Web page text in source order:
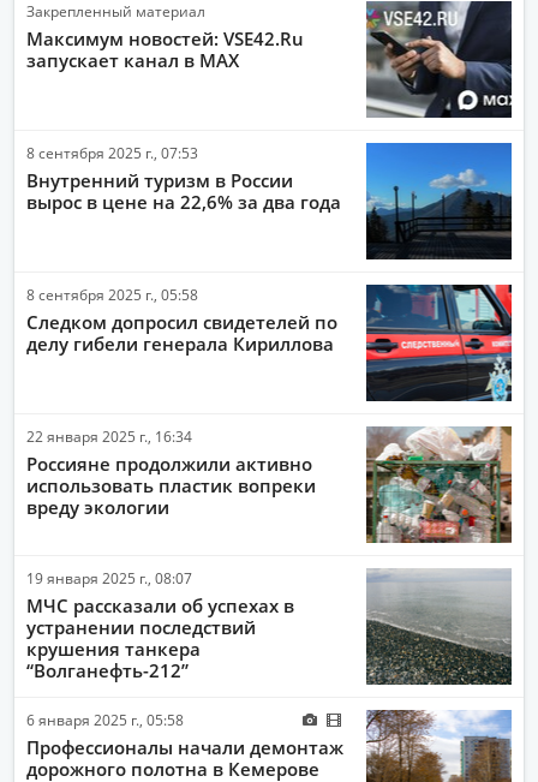
СПОРТ
ОБЩЕСТВО
ЭКОНОМИКА
ПРОИСШЕСТВИЯ
ИНТЕРНЕТ
РАБОТА И ДЕНЬГИ
Закрепленный материал
Максимум новостей: VSE42.Ru
запускает канал в MAX
8 сентября 2025 г., 07:53
Внутренний туризм в России
вырос в цене на 22,6% за два года
8 сентября 2025 г., 05:58
Следком допросил свидетелей по
делу гибели генерала Кириллова
22 января 2025 г., 16:34
Россияне продолжили активно
использовать пластик вопреки
вреду экологии
19 января 2025 г., 08:07
МЧС рассказали об успехах в
устранении последствий
крушения танкера
“Волганефть-212”
6 января 2025 г., 05:58
Профессионалы начали демонтаж
дорожного полотна в Кемерове